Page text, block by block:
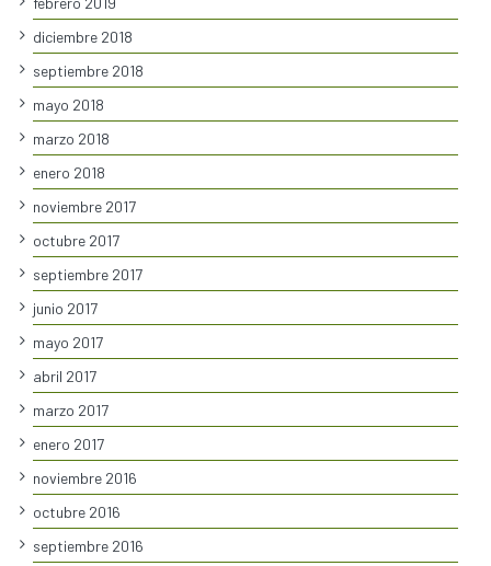
diciembre 2018
septiembre 2018
mayo 2018
marzo 2018
enero 2018
noviembre 2017
octubre 2017
septiembre 2017
junio 2017
mayo 2017
abril 2017
marzo 2017
enero 2017
noviembre 2016
octubre 2016
septiembre 2016